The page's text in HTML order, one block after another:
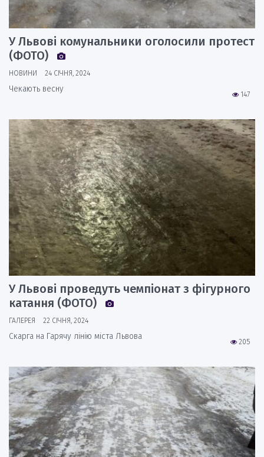
У Львові комунальники оголосили протест
(ФОТО)
НОВИНИ 24 СІЧНЯ, 2024
147
Чекають весну
У Львові проведуть чемпіонат з фігурного
катання (ФОТО)
ГАЛЕРЕЯ 22 СІЧНЯ, 2024
205
Скарга на Гарячу лінію міста Львова